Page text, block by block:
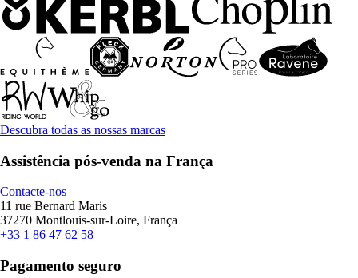
Descubra todas as nossas marcas
Assistência pós-venda na França
Contacte-nos
11 rue Bernard Maris
37270 Montlouis-sur-Loire, França
+33 1 86 47 62 58
Pagamento seguro